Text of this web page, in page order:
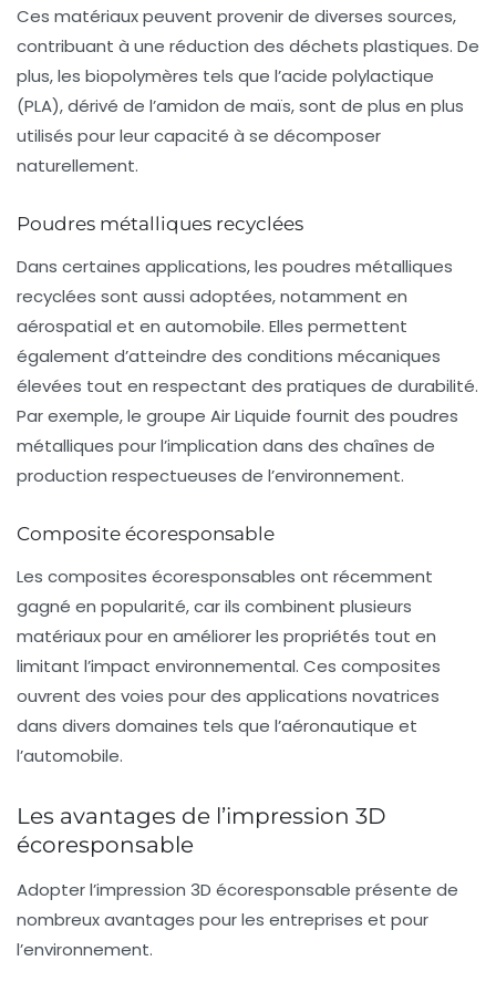
Ces matériaux peuvent provenir de diverses sources,
contribuant à une réduction des déchets plastiques. De
plus, les biopolymères tels que l’acide polylactique
(PLA), dérivé de l’amidon de maïs, sont de plus en plus
utilisés pour leur capacité à se décomposer
naturellement.
Poudres métalliques recyclées
Dans certaines applications, les poudres métalliques
recyclées sont aussi adoptées, notamment en
aérospatial et en automobile. Elles permettent
également d’atteindre des conditions mécaniques
élevées tout en respectant des pratiques de durabilité.
Par exemple, le groupe Air Liquide fournit des poudres
métalliques pour l’implication dans des chaînes de
production respectueuses de l’environnement.
Composite écoresponsable
Les composites écoresponsables ont récemment
gagné en popularité, car ils combinent plusieurs
matériaux pour en améliorer les propriétés tout en
limitant l’impact environnemental. Ces composites
ouvrent des voies pour des applications novatrices
dans divers domaines tels que l’aéronautique et
l’automobile.
Les avantages de l’impression 3D
écoresponsable
Adopter l’impression 3D écoresponsable présente de
nombreux avantages pour les entreprises et pour
l’environnement.